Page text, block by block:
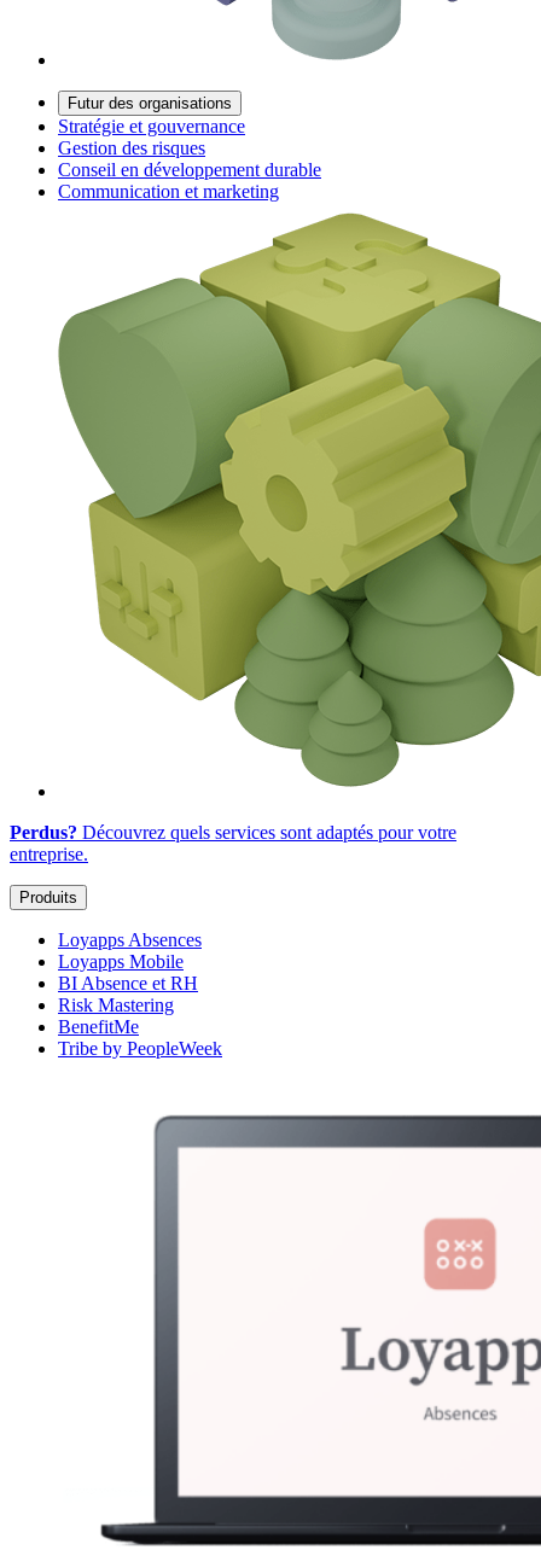
Futur des organisations
Stratégie et gouvernance
Gestion des risques
Conseil en développement durable
Communication et marketing
Perdus? Découvrez quels services sont adaptés pour votre
entreprise.
Produits
Loyapps Absences
Loyapps Mobile
BI Absence et RH
Risk Mastering
BenefitMe
Tribe by PeopleWeek